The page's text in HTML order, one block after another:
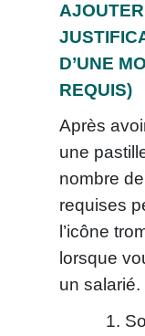
D’UNE
REQUIS)
Après
une
nombre
requises
l’icône
lorsque
un salarié.